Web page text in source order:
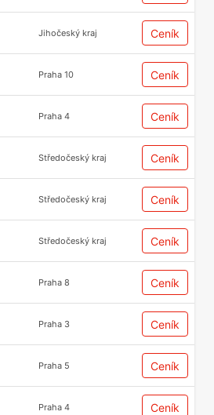
Jihočeský kraj Ceník
Praha 10 Ceník
Praha 4 Ceník
Středočeský kraj Ceník
Středočeský kraj Ceník
Středočeský kraj Ceník
Praha 8 Ceník
Praha 3 Ceník
Praha 5 Ceník
Praha 4 Ceník